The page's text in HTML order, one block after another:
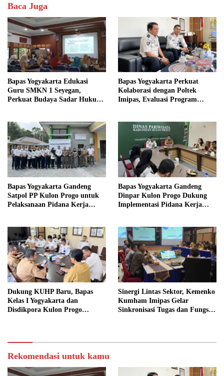
Baca Juga
Bapas Yogyakarta Edukasi
Guru SMKN 1 Seyegan,
Perkuat Budaya Sadar Hukum
Bapas Yogyakarta Perkuat
Kolaborasi dengan Poltek
Imipas, Evaluasi Program
Bapas Yogyakarta Gandeng
Satpol PP Kulon Progo untuk
Pelaksanaan Pidana Kerja
Bapas Yogyakarta Gandeng
Dinpar Kulon Progo Dukung
Implementasi Pidana Kerja
Dukung KUHP Baru, Bapas
Kelas I Yogyakarta dan
Disdikpora Kulon Progo
Sinergi Lintas Sektor, Kemenko
Kumham Imipas Gelar
Sinkronisasi Tugas dan Fungsi
Rekomendasi untuk kamu